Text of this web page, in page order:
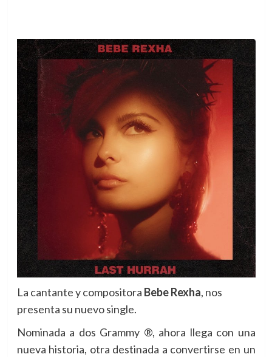
La cantante y compositora Bebe Rexha, nos
presenta su nuevo single.
Nominada a dos Grammy ®, ahora llega con una
nueva historia, otra destinada a convertirse en un